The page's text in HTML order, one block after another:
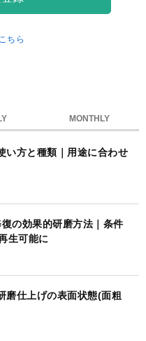
ちら
MONTHLY
い方と種類｜用途に合わせ
の効果的研磨方法｜条件
生可能に
磨仕上げの表面状態(面粗